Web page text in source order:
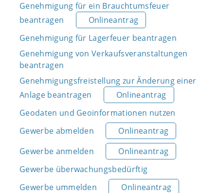
Genehmigung für ein Brauchtumsfeuer
beantragen
Onlineantrag
Genehmigung für Lagerfeuer beantragen
Genehmigung von Verkaufsveranstaltungen
beantragen
Genehmigungsfreistellung zur Änderung einer
Anlage beantragen
Onlineantrag
Geodaten und Geoinformationen nutzen
Gewerbe abmelden
Onlineantrag
Gewerbe anmelden
Onlineantrag
Gewerbe überwachungsbedürftig
Gewerbe ummelden
Onlineantrag